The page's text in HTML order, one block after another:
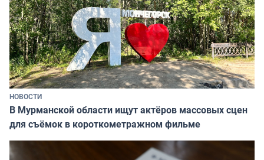
НОВОСТИ
В Мурманской области ищут актёров массовых сцен
для съёмок в короткометражном фильме